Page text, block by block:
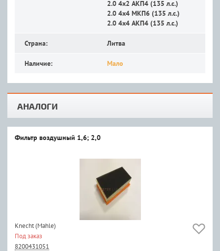
2.0 4x2 АКП4 (135 л.с.)
2.0 4x4 MКП6 (135 л.с.)
2.0 4x4 АКП4 (135 л.с.)
Страна: Литва
Наличие: Мало
АНАЛОГИ
Фильтр воздушный 1,6; 2,0
Knecht (Mahle)
Под заказ
8200431051